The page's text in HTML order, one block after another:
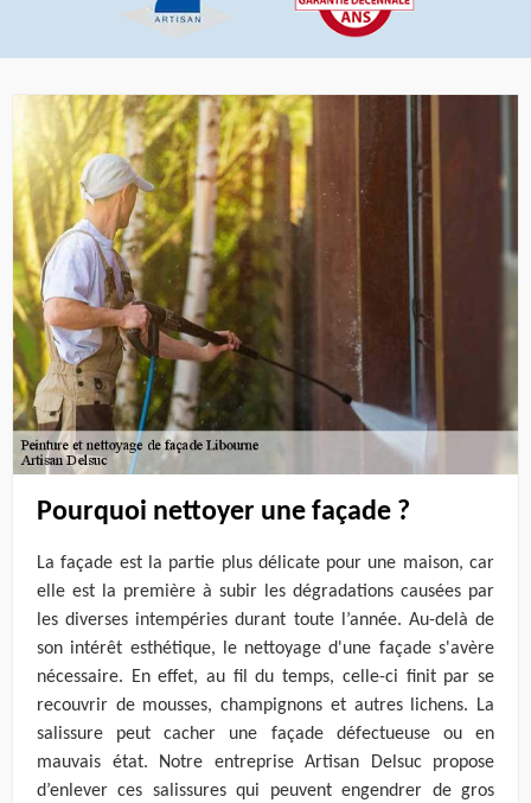
Pourquoi nettoyer une façade ?
La façade est la partie plus délicate pour une maison, car
elle est la première à subir les dégradations causées par
les diverses intempéries durant toute l’année. Au-delà de
son intérêt esthétique, le nettoyage d'une façade s'avère
nécessaire. En effet, au fil du temps, celle-ci finit par se
recouvrir de mousses, champignons et autres lichens. La
salissure peut cacher une façade défectueuse ou en
mauvais état. Notre entreprise Artisan Delsuc propose
d’enlever ces salissures qui peuvent engendrer de gros